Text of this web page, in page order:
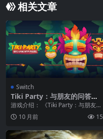
相关文章
Switch
Tiki Party：与朋友的问答游
戏|Tiki Party: Quiz Game w
游戏介绍： 《Tiki Party：与朋友的
问答游戏》我们提出了一个非常有
趣的游...
10 月前 15